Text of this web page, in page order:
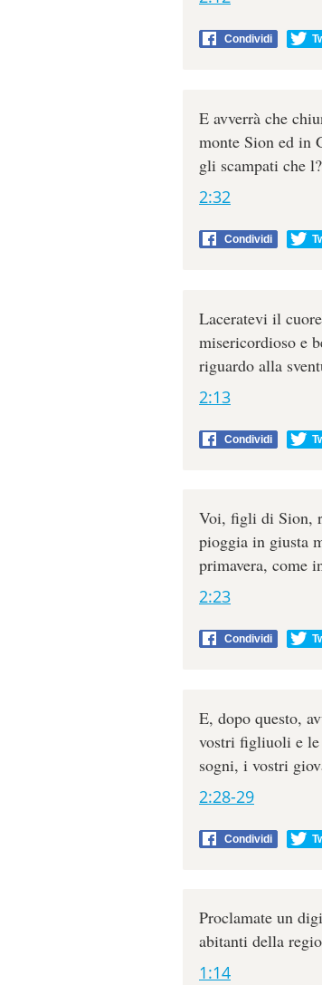
Condividi
E avverrà che
monte Sion ed in
gli scampati che
2:32
Condividi
Laceratevi il
misericordioso e
riguardo alla
2:13
Condividi
Voi, figli di Sion,
pioggia in giusta
primavera, come
2:23
Condividi
E, dopo questo,
vostri figliuoli e le
sogni, i vostri
2:28-29
Condividi
Proclamate un
abitanti della
1:14